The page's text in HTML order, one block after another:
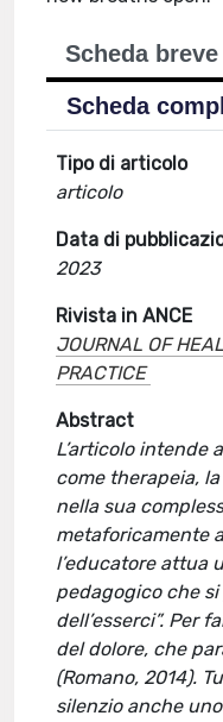
Scheda breve
Scheda
Tipo di articolo
articolo
Data di
2023
Rivista in ANCE
JOURNAL OF
PRACTICE
Abstract
L’articolo intende
come therapeia,
nella sua
metaforicamente
l’educatore attua
pedagogico che
dell’esserci”. Per
del dolore, che
(Romano, 2014).
silenzio anche